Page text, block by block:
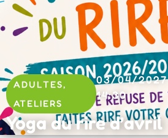
ADULTES,
ATELIERS
03/04/2027
14:30
Yoga du rire d’avril